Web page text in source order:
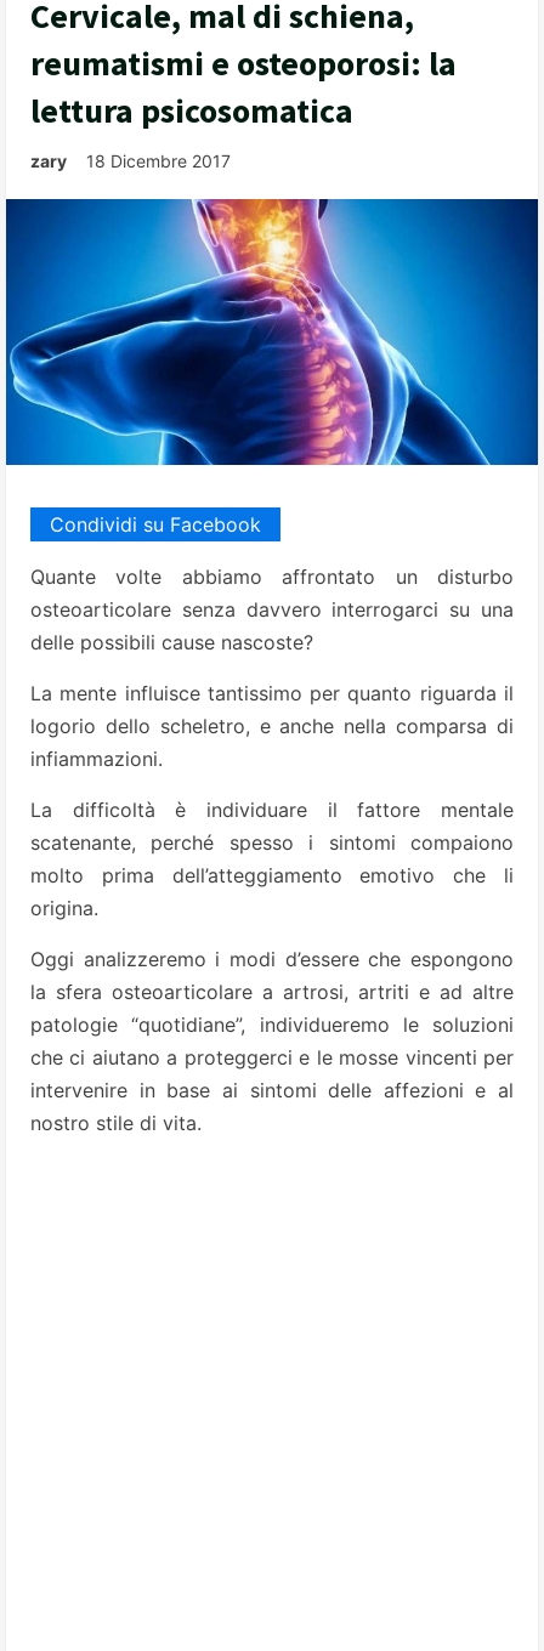
Cervicale, mal di schiena,
reumatismi e osteoporosi: la
lettura psicosomatica
zary 18 Dicembre 2017
Condividi su Facebook
Quante volte abbiamo affrontato un disturbo
osteoarticolare senza davvero interrogarci su una
delle possibili cause nascoste?
La mente influisce tantissimo per quanto riguarda il
logorio dello scheletro, e anche nella comparsa di
infiammazioni.
La difficoltà è individuare il fattore mentale
scatenante, perché spesso i sintomi compaiono
molto prima dell’atteggiamento emotivo che li
origina.
Oggi analizzeremo i modi d’essere che espongono
la sfera osteoarticolare a artrosi, artriti e ad altre
patologie “quotidiane”, individueremo le soluzioni
che ci aiutano a proteggerci e le mosse vincenti per
intervenire in base ai sintomi delle affezioni e al
nostro stile di vita.